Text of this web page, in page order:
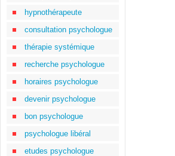
hypnothérapeute
consultation psychologue
thérapie systémique
recherche psychologue
horaires psychologue
devenir psychologue
bon psychologue
psychologue libéral
etudes psychologue